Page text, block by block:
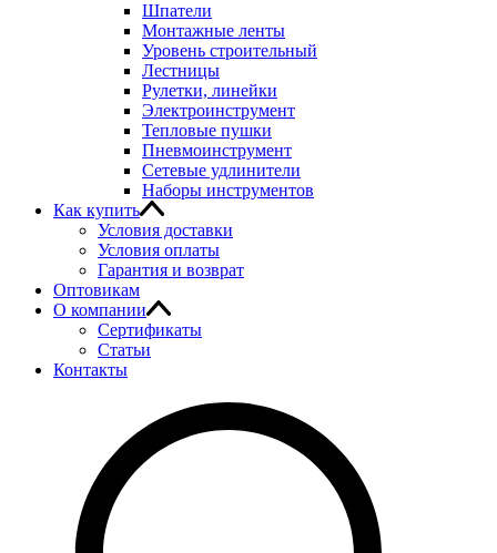
Шпатели
Монтажные ленты
Уровень строительный
Лестницы
Рулетки, линейки
Электроинструмент
Тепловые пушки
Пневмоинструмент
Сетевые удлинители
Наборы инструментов
Как купить
Условия доставки
Условия оплаты
Гарантия и возврат
Оптовикам
О компании
Сертификаты
Статьи
Контакты